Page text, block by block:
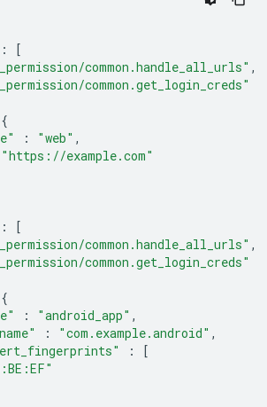
:
[
common.handle_all_urls" ,
common.get_login_creds"
{
: "web" ,
"https://example.com"
:
[
common.handle_all_urls" ,
common.get_login_creds"
{
: "android_app" ,
: "com.example.android" ,
:
[